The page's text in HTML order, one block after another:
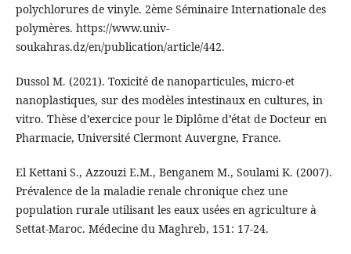
polychlorures de vinyle. 2ème Séminaire Internationale des
polymères. https://www.univ-
soukahras.dz/en/publication/article/442.
Dussol M. (2021). Toxicité de nanoparticules, micro-et
nanoplastiques, sur des modèles intestinaux en cultures, in
vitro. Thèse d’exercice pour le Diplôme d’état de Docteur en
Pharmacie, Université Clermont Auvergne, France.
El Kettani S., Azzouzi E.M., Benganem M., Soulami K. (2007).
Prévalence de la maladie renale chronique chez une
population rurale utilisant les eaux usées en agriculture à
Settat-Maroc. Médecine du Maghreb, 151: 17‑24.